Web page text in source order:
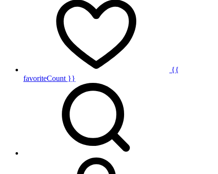
{{
favoriteCount }}